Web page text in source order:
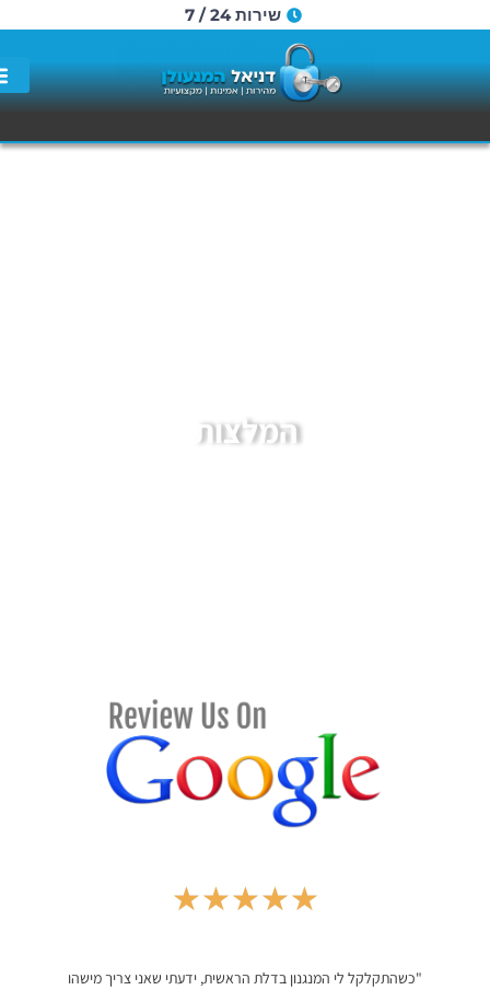
מהירה
המלצות
★
★
★
לי המנגנון בדלת הראשית, ידעתי שאני צריך מישהו
"פניתי